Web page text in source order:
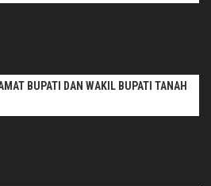
BUPATI DAN WAKIL BUPATI TANAH